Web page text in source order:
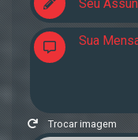
Trocar imagem